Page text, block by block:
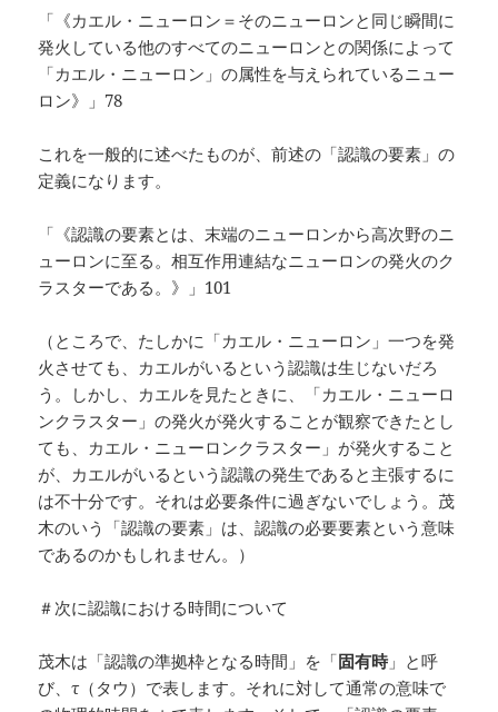
「《カエル・ニューロン＝そのニューロンと同じ瞬間に
発火している他のすべてのニューロンとの関係によって
「カエル・ニューロン」の属性を与えられているニュー
ロン》」78
これを一般的に述べたものが、前述の「認識の要素」の
定義になります。
「《認識の要素とは、末端のニューロンから高次野のニ
ューロンに至る。相互作用連結なニューロンの発火のク
ラスターである。》」101
（ところで、たしかに「カエル・ニューロン」一つを発
火させても、カエルがいるという認識は生じないだろ
う。しかし、カエルを見たときに、「カエル・ニューロ
ンクラスター」の発火が発火することが観察できたとし
ても、カエル・ニューロンクラスター」が発火すること
が、カエルがいるという認識の発生であると主張するに
は不十分です。それは必要条件に過ぎないでしょう。茂
木のいう「認識の要素」は、認識の必要要素という意味
であるのかもしれません。）
＃次に認識における時間について
茂木は「認識の準拠枠となる時間」を「固有時」と呼
び、τ（タウ）で表します。それに対して通常の意味で